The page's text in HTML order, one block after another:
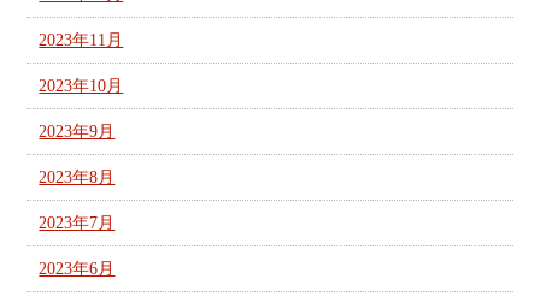
2023年11月
2023年10月
2023年9月
2023年8月
2023年7月
2023年6月